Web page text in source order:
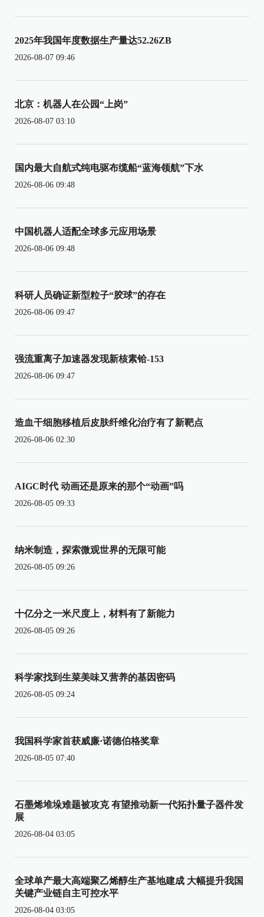
2025年我国年度数据生产量达52.26ZB
2026-08-07 09:46
北京：机器人在公园“上岗”
2026-08-07 03:10
国内最大自航式纯电驱布缆船“蓝海领航”下水
2026-08-06 09:48
中国机器人适配全球多元应用场景
2026-08-06 09:48
科研人员确证新型粒子“胶球”的存在
2026-08-06 09:47
强流重离子加速器发现新核素铪-153
2026-08-06 09:47
造血干细胞移植后皮肤纤维化治疗有了新靶点
2026-08-06 02:30
AIGC时代 动画还是原来的那个“动画”吗
2026-08-05 09:33
纳米制造，探索微观世界的无限可能
2026-08-05 09:26
十亿分之一米尺度上，材料有了新能力
2026-08-05 09:26
科学家找到生菜美味又营养的基因密码
2026-08-05 09:24
我国科学家首获威廉·诺德伯格奖章
2026-08-05 07:40
石墨烯堆垛难题被攻克 有望推动新一代拓扑量子器件发
展
2026-08-04 03:05
全球单产最大高端聚乙烯醇生产基地建成 大幅提升我国
关键产业链自主可控水平
2026-08-04 03:05